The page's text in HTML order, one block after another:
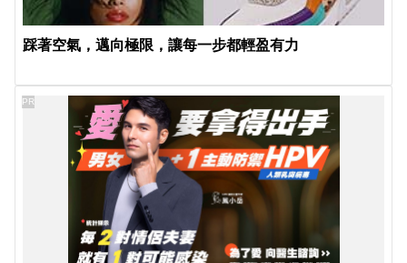
踩著空氣，邁向極限，讓每一步都輕盈有力
PR